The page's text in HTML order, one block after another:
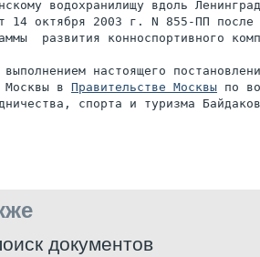
водохранилищу вдоль
октября 2003 г. N 855-ПП после
развития конноспортивного
выполнением настоящего
Москвы в Правительстве Москвы по
спорта и туризма
документов